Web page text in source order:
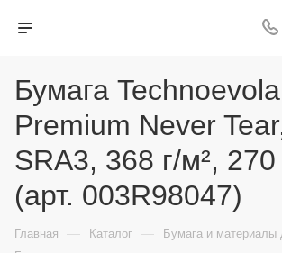
Бумага
Premium Never
SRA3, 368 г/м²,
(арт. 003R98047)
Главная — Каталог — Бумага и материалы